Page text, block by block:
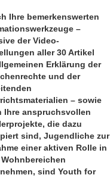
Ihre bemerkens­werten
–
der Video­
aller 30 Artikel
Erklärung der
und der
– sowie
Ihre anspruchsvollen
die dazu
sind, Jugendliche zur
einer aktiven Rolle in
sind Youth for